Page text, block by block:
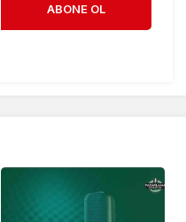
ABONE OL